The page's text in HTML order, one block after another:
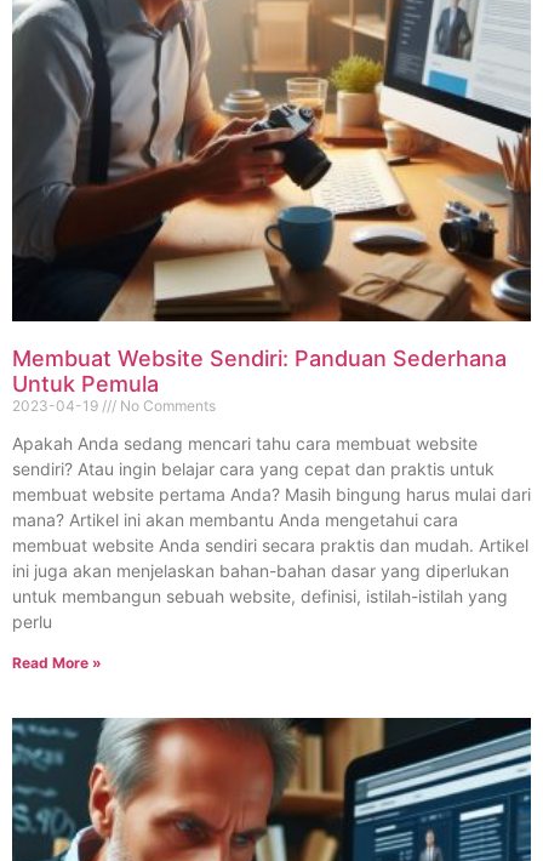
Membuat Website Sendiri: Panduan Sederhana
Untuk Pemula
2023-04-19 No Comments
Apakah Anda sedang mencari tahu cara membuat website
sendiri? Atau ingin belajar cara yang cepat dan praktis untuk
membuat website pertama Anda? Masih bingung harus mulai dari
mana? Artikel ini akan membantu Anda mengetahui cara
membuat website Anda sendiri secara praktis dan mudah. Artikel
ini juga akan menjelaskan bahan-bahan dasar yang diperlukan
untuk membangun sebuah website, definisi, istilah-istilah yang
perlu
Read More »